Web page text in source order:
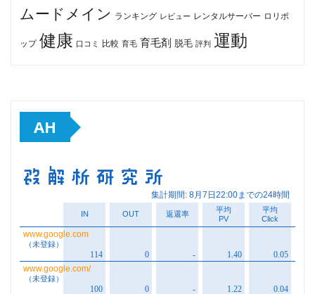
ムードメイン ランキング レビュー レンタルサーバー ロリポ
ップ 健康 口コミ 比較 育毛 育毛剤 脱毛 評判 運動
AH